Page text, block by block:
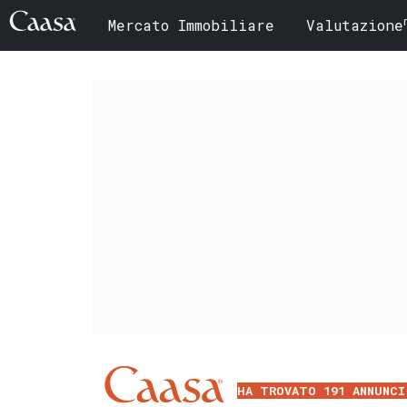
Mercato Immobiliare Valutazione
HA TROVATO 191